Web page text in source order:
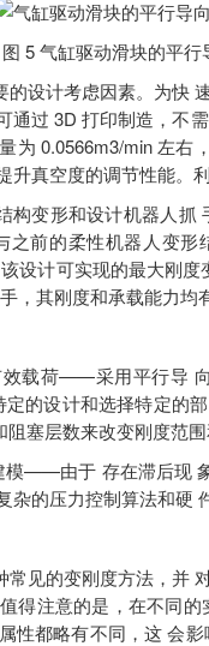
气缸驱动滑块的平行
设计考虑因素。为快
通过 3D 打印制造，不
为 0.0566m3/min 左右
升真空度的调节性能。
变形和设计机器人抓
前的柔性机器人变
设计可实现的最大刚
，其刚度和承载能力
载荷——采用平行导
的设计和选择特定的
塞层数来改变刚度范
——由于 存在滞后现
杂的压力控制算法和硬
见的变刚度方法，并
得注意的是，在不同
性都略有不同，这 会